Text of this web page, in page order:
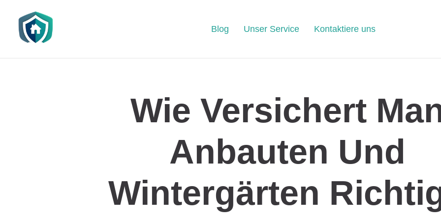
Blog Unser Service Kontaktiere uns
Wie Versichert
Anbauten Und
Wintergärten